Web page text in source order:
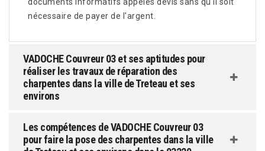
nécessaire de payer de l'argent.
VADOCHE Couvreur 03 et ses aptitudes pour
réaliser les travaux de réparation des
charpentes dans la ville de Treteau et ses
environs
Les compétences de VADOCHE Couvreur 03
pour faire la pose des charpentes dans la ville